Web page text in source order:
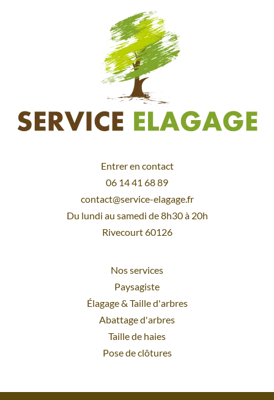
Entrer en contact
06 14 41 68 89
contact@service-elagage.fr
Du lundi au samedi de 8h30 à 20h
Rivecourt 60126
Nos services
Paysagiste
Élagage& Taille d'arbres
Abattage d'arbres
Taille de haies
Pose de clôtures